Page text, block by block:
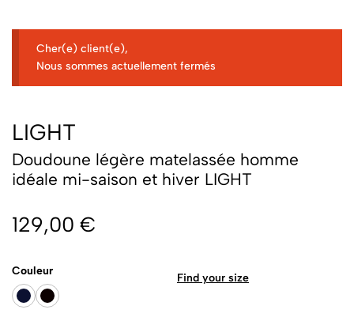
Cher(e) client(e),
Nous sommes actuellement fermés
LIGHT
Doudoune légère matelassée homme
idéale mi-saison et hiver LIGHT
129,00 €
Couleur
Find your size